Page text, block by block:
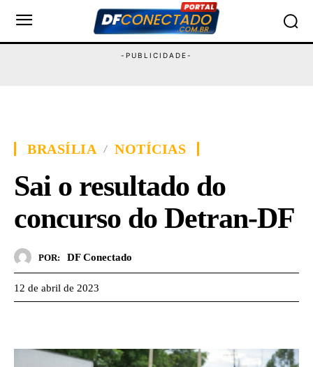
BRASÍLIA NOTÍCIAS
Sai o resultado do
concurso do Detran-DF
POR: DF Conectado
12 de abril de 2023